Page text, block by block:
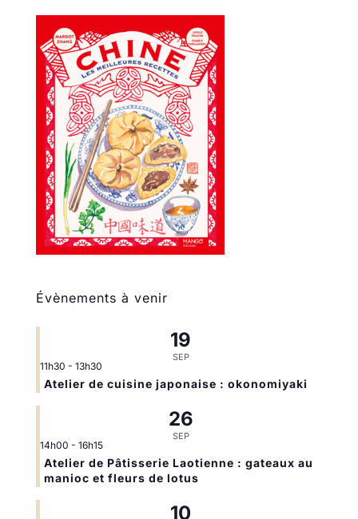
Évènements à venir
19
SEP
11h30 - 13h30
Atelier de cuisine japonaise : okonomiyaki
26
SEP
14h00 - 16h15
Atelier de Pâtisserie Laotienne : gateaux au
manioc et fleurs de lotus
10